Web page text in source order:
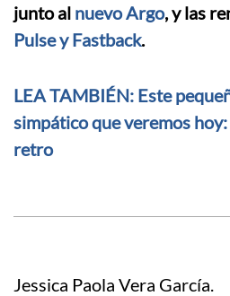
junto al nuevo Argo, y las
Pulse y Fastback.
LEA TAMBIÉN: Este
simpático que veremos
retro
Jessica Paola Vera García.